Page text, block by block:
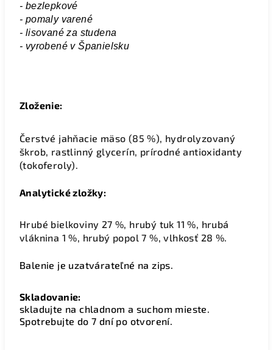
- bezlepkové
- pomaly varené
- lisované za studena
- vyrobené v Španielsku
Zloženie:
Čerstvé jahňacie mäso (85 %), hydrolyzovaný
škrob, rastlinný glycerín, prírodné antioxidanty
(tokoferoly).
Analytické zložky:
Hrubé bielkoviny 27 %, hrubý tuk 11 %, hrubá
vláknina 1 %, hrubý popol 7 %, vlhkosť 28 %.
Balenie je uzatvárateľné na zips.
Skladovanie:
skladujte na chladnom a suchom mieste.
Spotrebujte do 7 dní po otvorení.